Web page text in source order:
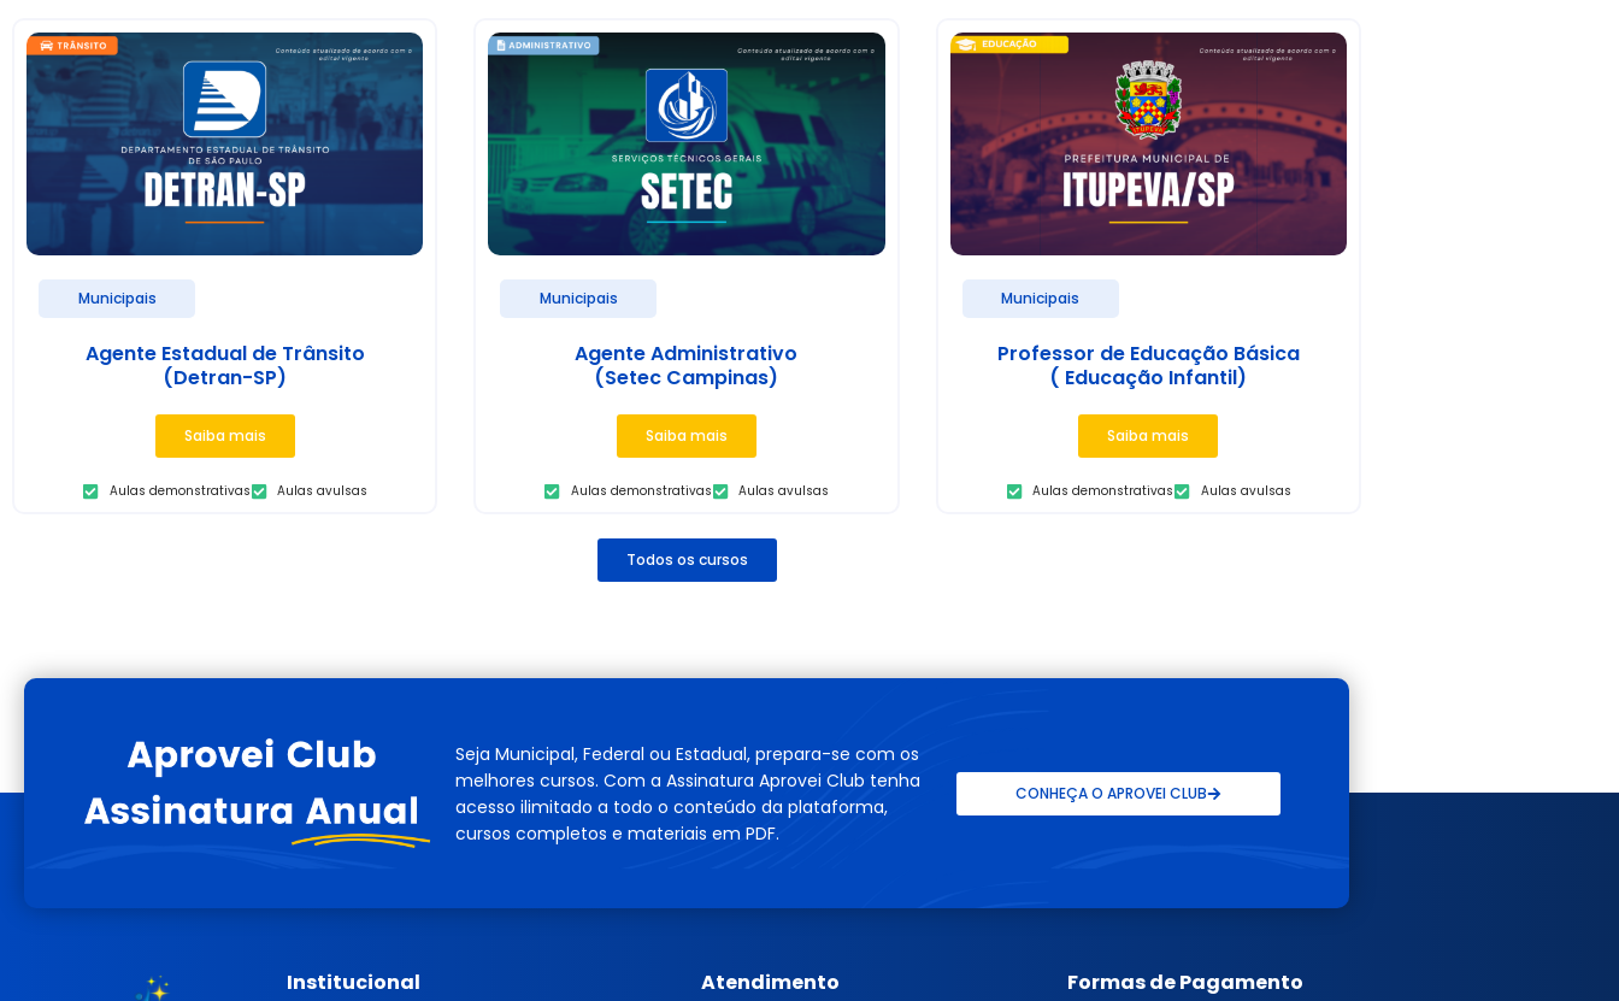
Municipais
Agente Estadual de Trânsito
(Detran-SP)
Saiba mais
Aulas demonstrativas Aulas avulsas
Municipais
Agente Administrativo
(Setec Campinas)
Saiba mais
Aulas demonstrativas Aulas avulsas
Municipais
Professor de Educação Básica
( Educação Infantil)
Saiba mais
Aulas demonstrativas Aulas avulsas
Todos os cursos
Seja Municipal, Federal ou Estadual, prepara-se com os
melhores cursos. Com a Assinatura Aprovei Club tenha
acesso ilimitado a todo o conteúdo da plataforma,
cursos completos e materiais em PDF.
CONHEÇA O APROVEI CLUB
Institucional Atendimento Formas de Pagamento